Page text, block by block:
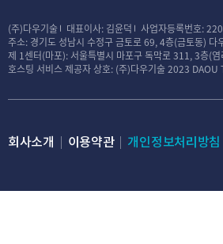
(주)다우기술 대표이사: 김윤덕 사업자등록번호:
주소: 경기도 성남시 수정구 금토로 69, 4층(금토동) 다
제 1센터(마포): 서울특별시 마포구 독막로 311, 3층(염
호스팅 서비스 제공자 상호: (주)다우기술2023 DAOU
회사소개 이용약관 개인정보처리방침